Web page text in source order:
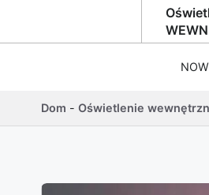
Dom - Oświetlenie